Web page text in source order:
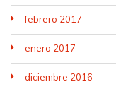
febrero 2017
enero 2017
diciembre 2016